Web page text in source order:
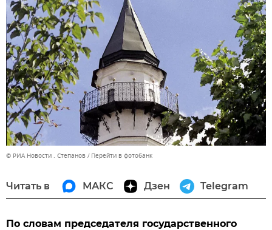
© РИА Новости . Степанов Перейти в фотобанк
Читать в МАКС Дзен Telegram
По словам председателя государственного